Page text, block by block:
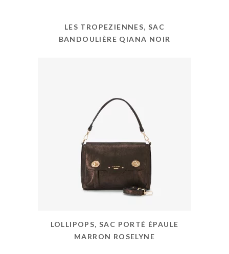
LES TROPEZIENNES, SAC
BANDOULIÈRE QIANA NOIR
LOLLIPOPS, SAC PORTÉ ÉPAULE
MARRON ROSELYNE